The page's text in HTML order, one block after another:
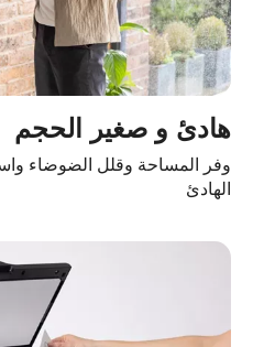
هادئ و صغير الحجم
وفر المساحة وقلل الضوضاء
الهادئ